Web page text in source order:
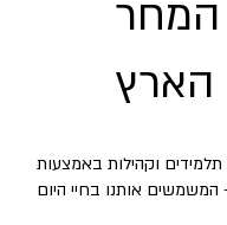
המחר
הארץ
וקהילות באמצעות
אותנו בחיי היום